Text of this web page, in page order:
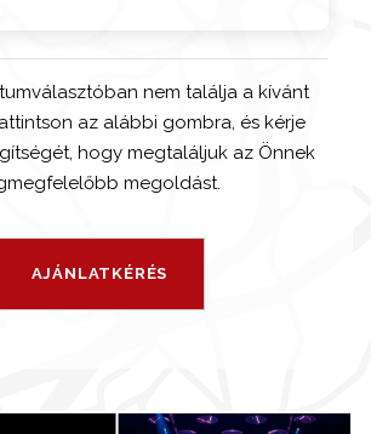
nem találja a kívánt
az alábbi gombra, és kérje
hogy megtaláljuk az Önnek
megoldást.